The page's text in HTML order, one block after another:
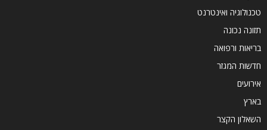
טכנולוגיה ואינטרנט
תזונה נכונה
בריאות ורפואה
חדשות המגזר
אירועים
בארץ
השאלון הקצר